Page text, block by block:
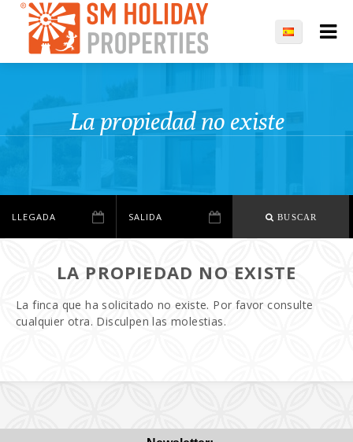
La propiedad no existe
BUSCAR
LA PROPIEDAD NO EXISTE
La finca que ha solicitado no existe. Por favor consulte
cualquier otra. Disculpen las molestias.